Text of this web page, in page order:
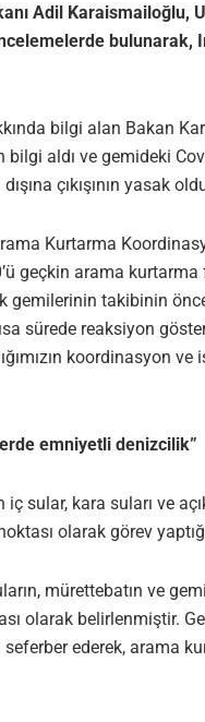
Adil Karaismailoğlu,
bulunarak,
bilgi alan Bakan
aldı ve gemideki
çıkışının yasak
Kurtarma
geçkin arama
gemilerinin takibinin
sürede reaksiyon
koordinasyon
emniyetli denizcilik”
sular, kara suları ve
olarak görev
mürettebatın ve
olarak belirlenmiştir.
seferber ederek, arama